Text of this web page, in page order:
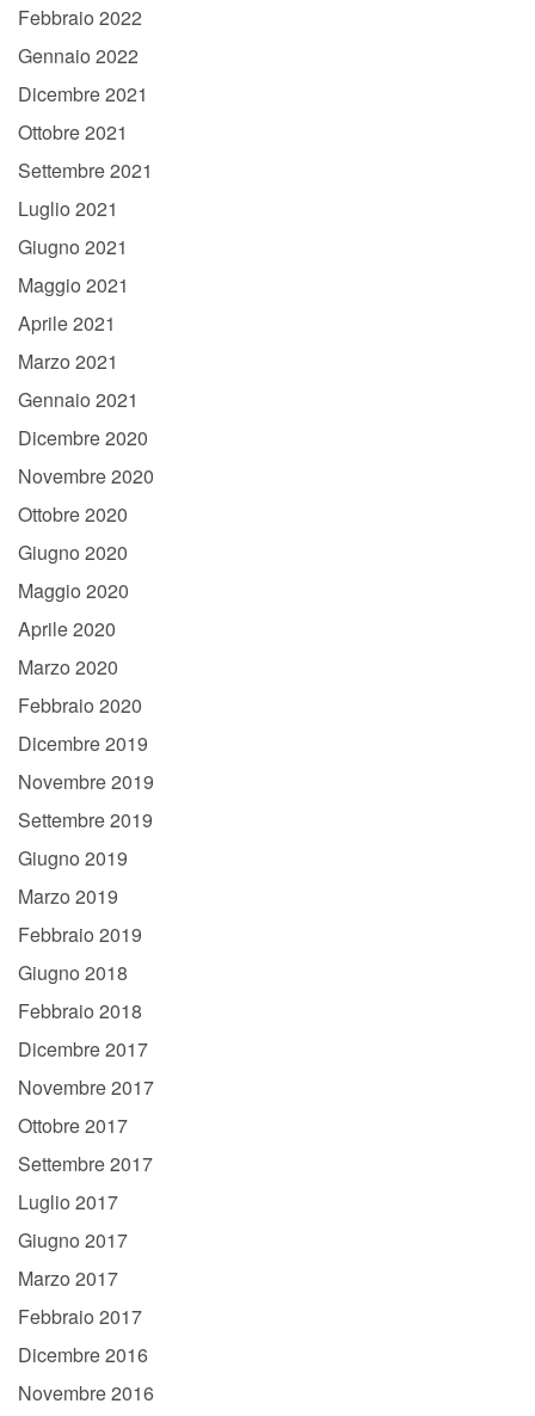
Febbraio 2022
Gennaio 2022
Dicembre 2021
Ottobre 2021
Settembre 2021
Luglio 2021
Giugno 2021
Maggio 2021
Aprile 2021
Marzo 2021
Gennaio 2021
Dicembre 2020
Novembre 2020
Ottobre 2020
Giugno 2020
Maggio 2020
Aprile 2020
Marzo 2020
Febbraio 2020
Dicembre 2019
Novembre 2019
Settembre 2019
Giugno 2019
Marzo 2019
Febbraio 2019
Giugno 2018
Febbraio 2018
Dicembre 2017
Novembre 2017
Ottobre 2017
Settembre 2017
Luglio 2017
Giugno 2017
Marzo 2017
Febbraio 2017
Dicembre 2016
Novembre 2016